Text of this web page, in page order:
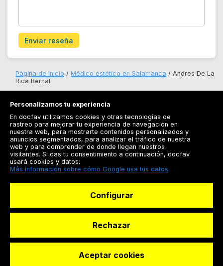
Enviar reseña
Página de inicio Médico estético en Salamanca
Andres De La
Rica Bernal
Registrarse
Docfav
© Dashboard Technologies S.L
Personalizamos tu experiencia
En docfav utilizamos cookies y otras tecnologías de
rastreo para mejorar tu experiencia de navegación en
nuestra web, para mostrarte contenidos personalizados y
anuncios segmentados, para analizar el tráfico de nuestra
web y para comprender de donde llegan nuestros
visitantes. Si das tu consentimiento a continuación, docfav
usará cookies y datos:
Más información sobre cómo Google usa tus datos
Configurar
Rechazar
Aceptar cookies